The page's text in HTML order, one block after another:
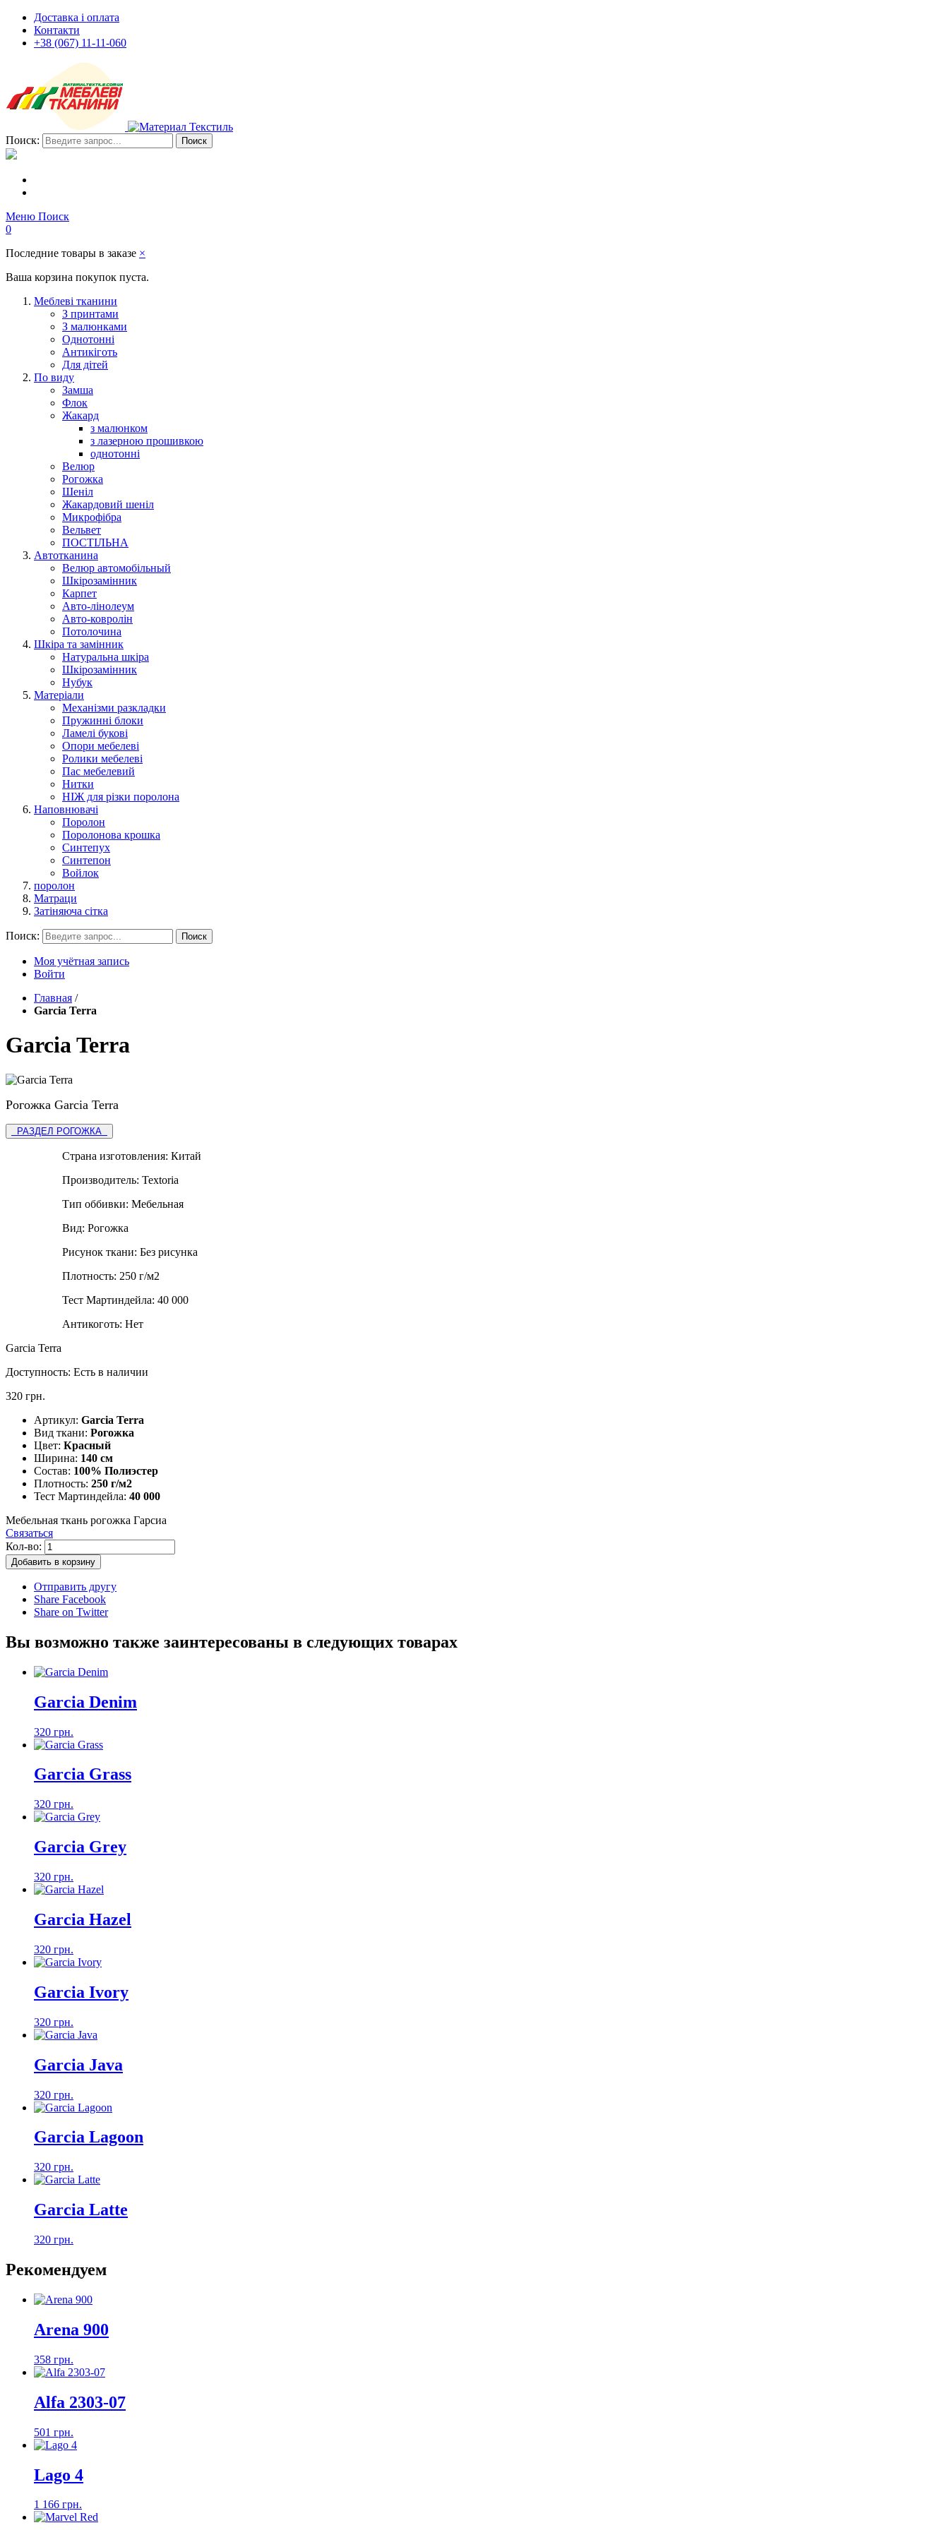
Доставка і оплата
Контакти
+38 (067) 11-11-060
Поиск: Поиск
Меню Поиск
0
Последние товары в заказе ×
Ваша корзина покупок пуста.
Меблеві тканини
З принтами
З малюнками
Однотонні
Антикіготь
Для дітей
По виду
Замша
Флок
Жакард
з малюнком
з лазерною прошивкою
однотонні
Велюр
Рогожка
Шеніл
Жакардовий шеніл
Микрофібра
Вельвет
ПОСТІЛЬНА
Автотканина
Велюр автомобільный
Шкірозамінник
Карпет
Авто-лінолеум
Авто-ковролін
Потолочина
Шкіра та замінник
Натуральна шкіра
Шкірозамінник
Нубук
Матеріали
Механізми разкладки
Пружинні блоки
Ламелі букові
Опори мебелеві
Ролики мебелеві
Пас мебелевий
Нитки
НІЖ для різки поролона
Наповнювачі
Поролон
Поролонова крошка
Синтепух
Синтепон
Войлок
поролон
Матраци
Затіняюча сітка
Поиск: Поиск
Моя учётная запись
Войти
Главная /
Garcia Terra
Garcia Terra
Рогожка Garcia Terra
РАЗДЕЛ РОГОЖКА
Страна изготовления: Китай
Производитель: Textoria
Тип оббивки: Мебельная
Вид: Рогожка
Рисунок ткани: Без рисунка
Плотность: 250 г/м2
Тест Мартиндейла: 40 000
Антикоготь: Нет
Garcia Terra
Доступность: Есть в наличии
320 грн.
Артикул: Garcia Terra
Вид ткани: Рогожка
Цвет: Красный
Ширина: 140 см
Состав: 100% Полиэстер
Плотность: 250 г/м2
Тест Мартиндейла: 40 000
Мебельная ткань рогожка Гарсиа
Связаться
Кол-во:
Добавить в корзину
Отправить другу
Share Facebook
Share on Twitter
Вы возможно также заинтересованы в следующих товарах
Garcia Denim
320 грн.
Garcia Grass
320 грн.
Garcia Grey
320 грн.
Garcia Hazel
320 грн.
Garcia Ivory
320 грн.
Garcia Java
320 грн.
Garcia Lagoon
320 грн.
Garcia Latte
320 грн.
Рекомендуем
Arena 900
358 грн.
Alfa 2303-07
501 грн.
Lago 4
1 166 грн.